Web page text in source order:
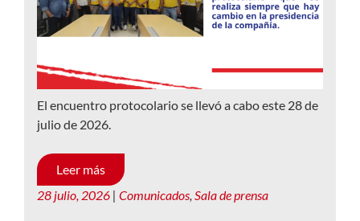
El encuentro protocolario se llevó a cabo este 28 de
julio de 2026.
Leer más
28 julio, 2026 | Comunicados, Sala de prensa